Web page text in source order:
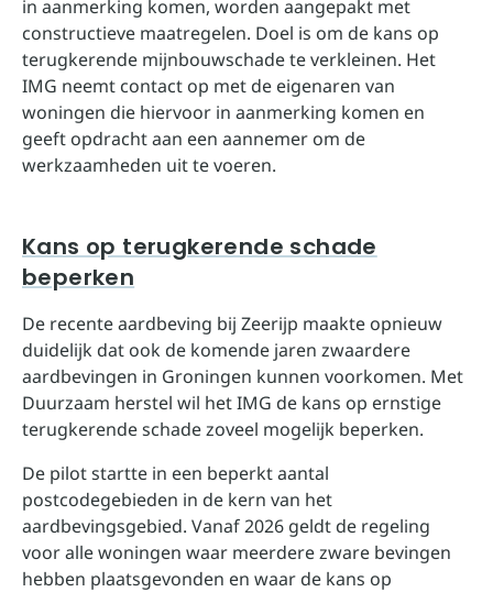
in aanmerking komen, worden aangepakt met
constructieve maatregelen. Doel is om de kans op
terugkerende mijnbouwschade te verkleinen. Het
IMG neemt contact op met de eigenaren van
woningen die hiervoor in aanmerking komen en
geeft opdracht aan een aannemer om de
werkzaamheden uit te voeren.
Kans op terugkerende schade
beperken
De recente aardbeving bij Zeerijp maakte opnieuw
duidelijk dat ook de komende jaren zwaardere
aardbevingen in Groningen kunnen voorkomen. Met
Duurzaam herstel wil het IMG de kans op ernstige
terugkerende schade zoveel mogelijk beperken.
De pilot startte in een beperkt aantal
postcodegebieden in de kern van het
aardbevingsgebied. Vanaf 2026 geldt de regeling
voor alle woningen waar meerdere zware bevingen
hebben plaatsgevonden en waar de kans op